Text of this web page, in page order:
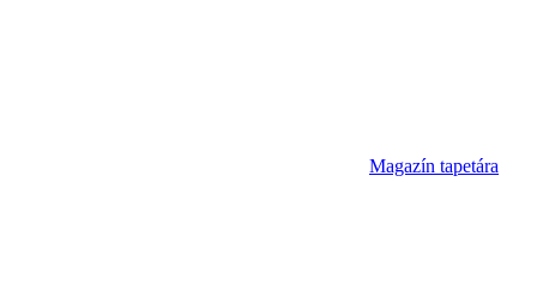
Magazín tapetára